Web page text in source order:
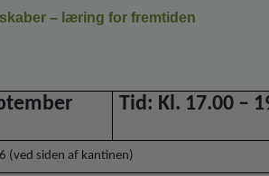
– læring for fremtiden
Tid: Kl. 17.00 –
(ved siden af kantinen)